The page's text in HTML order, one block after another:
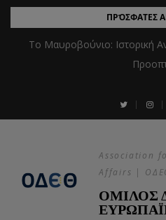
ΠΡΌΣΦΑΤΕΣ
Το Μαυροβούνιο: Ιστορική
Association
Affairs |
ΟΜΙΛΟΣ